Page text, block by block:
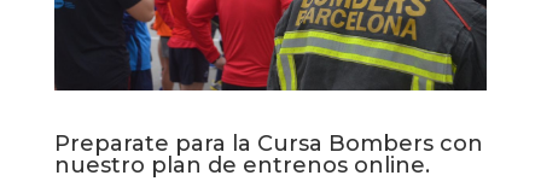
Preparate para la Cursa Bombers con
nuestro plan de entrenos online.